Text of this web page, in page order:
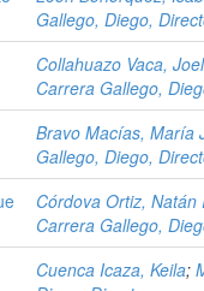
Gallego, Diego,
Collahuazo Vaca,
Carrera Gallego,
Bravo Macías, María
Gallego, Diego,
Córdova Ortiz, Natán
Carrera Gallego,
Cuenca Icaza, Keila;